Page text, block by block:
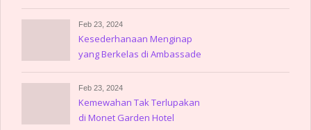
Feb 23, 2024
Kesederhanaan Menginap
yang Berkelas di Ambassade
Feb 23, 2024
Kemewahan Tak Terlupakan
di Monet Garden Hotel